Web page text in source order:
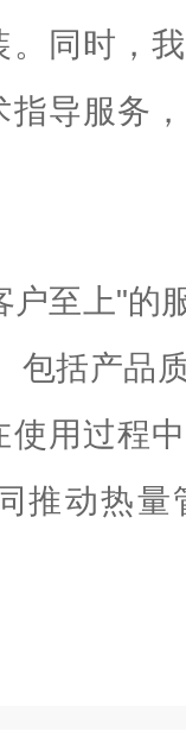
。同时，
导服务
户至上"的
包括产品
用过程
推动热